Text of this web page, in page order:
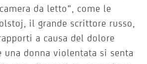
da letto”, come le
il grande scrittore russo,
a causa del dolore
una donna violentata si senta